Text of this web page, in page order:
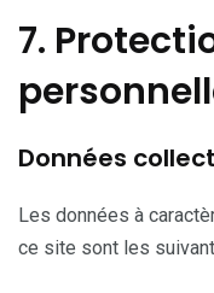
7.
Données
Les données à
ce site sont les